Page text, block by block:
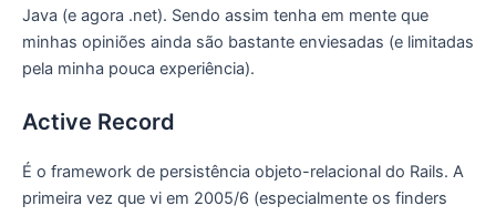
Java (e agora .net). Sendo assim tenha em mente que
minhas opiniões ainda são bastante enviesadas (e limitadas
pela minha pouca experiência).
Active Record
É o framework de persistência objeto-relacional do Rails. A
primeira vez que vi em 2005/6 (especialmente os finders